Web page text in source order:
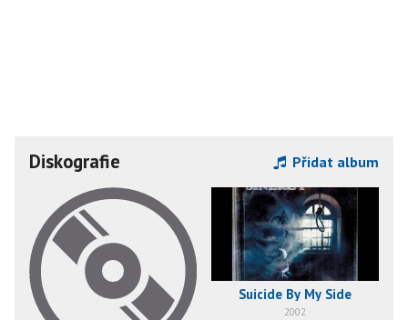
Diskografie Přidat album
Suicide By My Side
2002